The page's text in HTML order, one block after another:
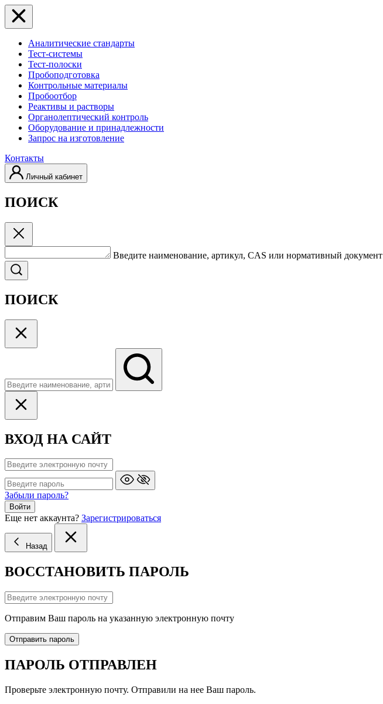
Аналитические стандарты
Тест-системы
Тест-полоски
Пробоподготовка
Контрольные материалы
Пробоотбор
Реактивы и растворы
Органолептический контроль
Оборудование и принадлежности
Запрос на изготовление
Контакты
Личный кабинет
ПОИСК
Введите наименование, артикул, CAS или нормативный документ
ПОИСК
ВХОД НА САЙТ
Забыли пароль?
Войти
Еще нет аккаунта? Зарегистрироваться
Назад
ВОССТАНОВИТЬ ПАРОЛЬ
Отправим Ваш пароль на указанную электронную почту
Отправить пароль
ПАРОЛЬ ОТПРАВЛЕН
Проверьте электронную почту. Отправили на нее Ваш пароль.